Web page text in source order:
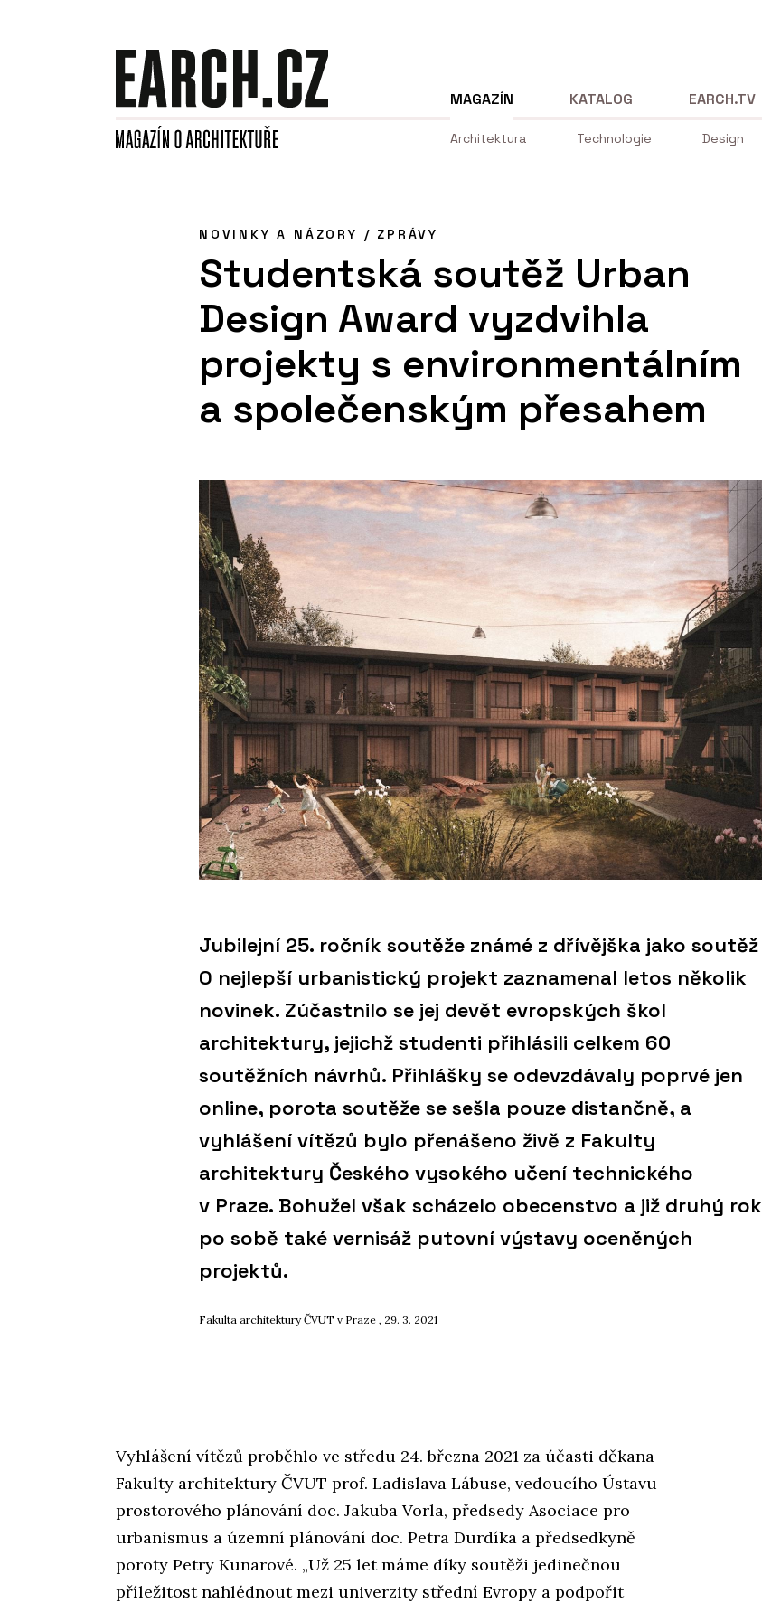
MAGAZÍN
Architektura Technologie Design
KATALOG EARCH.TV
NOVINKY A NÁZORY / ZPRÁVY
Studentská soutěž Urban
Design Award vyzdvihla
projekty s environmentálním
a společenským přesahem
Jubilejní 25. ročník soutěže známé z dřívějška jako soutěž
O nejlepší urbanistický projekt zaznamenal letos několik
novinek. Zúčastnilo se jej devět evropských škol
architektury, jejichž studenti přihlásili celkem 60
soutěžních návrhů. Přihlášky se odevzdávaly poprvé jen
online, porota soutěže se sešla pouze distančně, a
vyhlášení vítězů bylo přenášeno živě z Fakulty
architektury Českého vysokého učení technického
v Praze. Bohužel však scházelo obecenstvo a již druhý rok
po sobě také vernisáž putovní výstavy oceněných
projektů.
Fakulta architektury ČVUT v Praze , 29. 3. 2021
Vyhlášení vítězů proběhlo ve středu 24. března 2021 za účasti děkana
Fakulty architektury ČVUT prof. Ladislava Lábuse, vedoucího Ústavu
prostorového plánování doc. Jakuba Vorla, předsedy Asociace pro
urbanismus a územní plánování doc. Petra Durdíka a předsedkyně
poroty Petry Kunarové. „Už 25 let máme díky soutěži jedinečnou
příležitost nahlédnout mezi univerzity střední Evropy a podpořit